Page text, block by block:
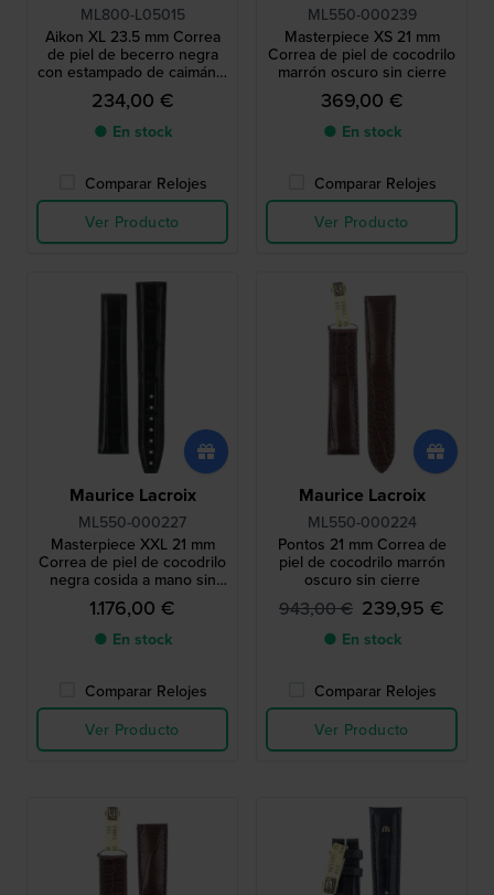
ML800-L05015
Aikon XL 23.5 mm Correa
de piel de becerro negra
con estampado de caimán y
logo plateado sin hebilla
234,00 €
● En stock
Comparar Relojes
Ver Producto
ML550-000239
Masterpiece XS 21 mm
Correa de piel de cocodrilo
marrón oscuro sin cierre
369,00 €
● En stock
Comparar Relojes
Ver Producto
Maurice Lacroix
ML550-000227
Masterpiece XXL 21 mm
Correa de piel de cocodrilo
negra cosida a mano sin
cierre
1.176,00 €
● En stock
Comparar Relojes
Ver Producto
Maurice Lacroix
ML550-000224
Pontos 21 mm Correa de
piel de cocodrilo marrón
oscuro sin cierre
943,00 € 239,95 €
● En stock
Comparar Relojes
Ver Producto